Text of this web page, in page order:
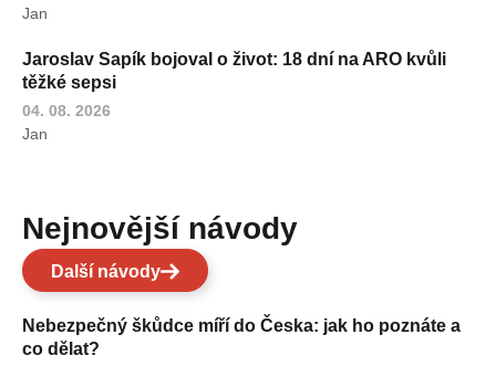
Jan
Jaroslav Sapík bojoval o život: 18 dní na ARO kvůli
těžké sepsi
04. 08. 2026
Jan
Nejnovější návody
Další návody
Nebezpečný škůdce míří do Česka: jak ho poznáte a
co dělat?